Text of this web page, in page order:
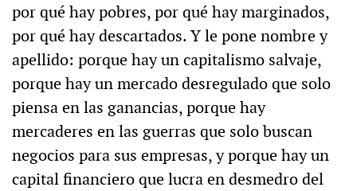
por qué hay pobres, por qué hay marginados,
por qué hay descartados. Y le pone nombre y
apellido: porque hay un capitalismo salvaje,
porque hay un mercado desregulado que solo
piensa en las ganancias, porque hay
mercaderes en las guerras que solo buscan
negocios para sus empresas, y porque hay un
capital financiero que lucra en desmedro del